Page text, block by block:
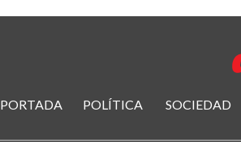
PORTADA POLÍTICA SOCIEDAD